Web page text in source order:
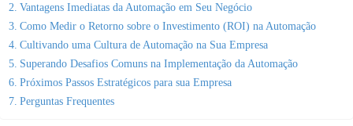
Vantagens Imediatas da Automação em Seu Negócio
Como Medir o Retorno sobre o Investimento (ROI) na Automação
Cultivando uma Cultura de Automação na Sua Empresa
Superando Desafios Comuns na Implementação da Automação
Próximos Passos Estratégicos para sua Empresa
Perguntas Frequentes